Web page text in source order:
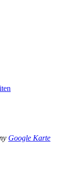
Google Karte